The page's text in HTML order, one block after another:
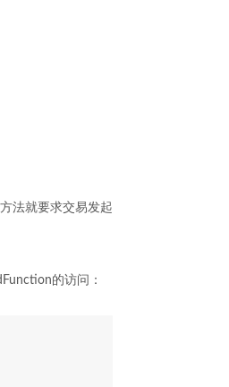
法就要求交易发起
的访问：